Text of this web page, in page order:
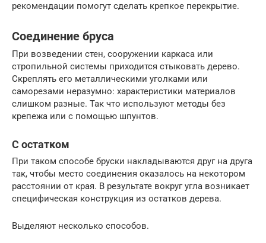
рекомендации помогут сделать крепкое перекрытие.
Соединение бруса
При возведении стен, сооружении каркаса или
стропильной системы приходится стыковать дерево.
Скреплять его металлическими уголками или
саморезами неразумно: характеристики материалов
слишком разные. Так что используют методы без
крепежа или с помощью шпунтов.
С остатком
При таком способе бруски накладываются друг на друга
так, чтобы место соединения оказалось на некотором
расстоянии от края. В результате вокруг угла возникает
специфическая конструкция из остатков дерева.
Выделяют несколько способов.